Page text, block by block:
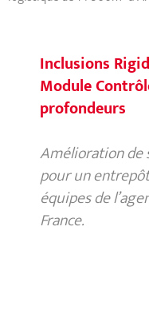
Inclusions
Module
profondeurs
Amélioration de
pour un
équipes de
France.